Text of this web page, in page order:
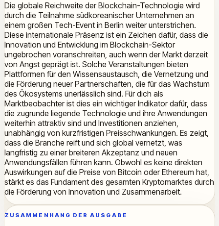
Die globale Reichweite der Blockchain-Technologie wird
durch die Teilnahme südkoreanischer Unternehmen an
einem großen Tech-Event in Berlin weiter unterstrichen.
Diese internationale Präsenz ist ein Zeichen dafür, dass die
Innovation und Entwicklung im Blockchain-Sektor
ungebrochen voranschreiten, auch wenn der Markt derzeit
von Angst geprägt ist. Solche Veranstaltungen bieten
Plattformen für den Wissensaustausch, die Vernetzung und
die Förderung neuer Partnerschaften, die für das Wachstum
des Ökosystems unerlässlich sind. Für dich als
Marktbeobachter ist dies ein wichtiger Indikator dafür, dass
die zugrunde liegende Technologie und ihre Anwendungen
weiterhin attraktiv sind und Investitionen anziehen,
unabhängig von kurzfristigen Preisschwankungen. Es zeigt,
dass die Branche reift und sich global vernetzt, was
langfristig zu einer breiteren Akzeptanz und neuen
Anwendungsfällen führen kann. Obwohl es keine direkten
Auswirkungen auf die Preise von Bitcoin oder Ethereum hat,
stärkt es das Fundament des gesamten Kryptomarktes durch
die Förderung von Innovation und Zusammenarbeit.
ZUSAMMENHANG DER AUSGABE